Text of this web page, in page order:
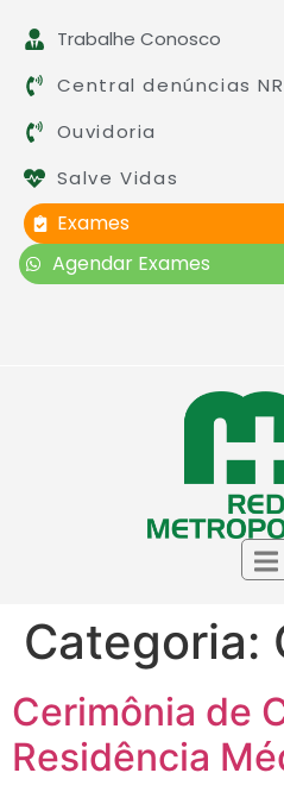
Trabalhe Conosco
Central denúncias
Ouvidoria
Salve Vidas
Exames
Agendar Exames
Categoria:
Cerimônia de
Residência